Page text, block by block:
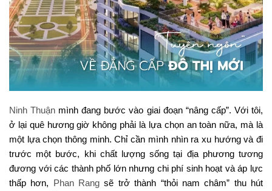
Ninh Thuận mình đang bước vào giai đoạn “nâng cấp”. Với tôi,
ở lại quê hương giờ không phải là lựa chọn an toàn nữa, mà là
một lựa chọn thông minh. Chỉ cần mình nhìn ra xu hướng và đi
trước một bước, khi chất lượng sống tại địa phương tương
đương với các thành phố lớn nhưng chi phí sinh hoạt và áp lực
thấp hơn, Phan Rang sẽ trở thành “thỏi nam châm” thu hút